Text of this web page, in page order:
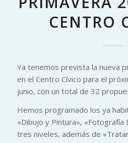
CENTRO
Ya tenemos prevista la nueva
en el Centro Cívico para el
junio, con un total de 32
Hemos programado los ya
«Dibujo y Pintura», «Fotografía
tres niveles, además de